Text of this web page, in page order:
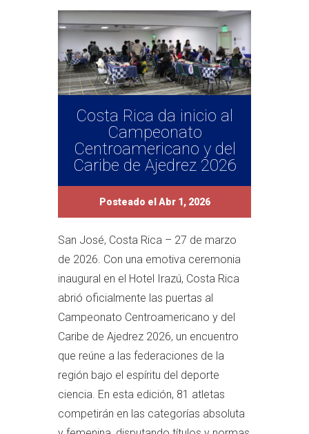
Costa Rica da inicio al
Campeonato
Centroamericano y del
Caribe de Ajedrez 2026
Posteado el Abr 1, 2026
San José, Costa Rica – 27 de marzo
de 2026. Con una emotiva ceremonia
inaugural en el Hotel Irazú, Costa Rica
abrió oficialmente las puertas al
Campeonato Centroamericano y del
Caribe de Ajedrez 2026, un encuentro
que reúne a las federaciones de la
región bajo el espíritu del deporte
ciencia. En esta edición, 81 atletas
competirán en las categorías absoluta